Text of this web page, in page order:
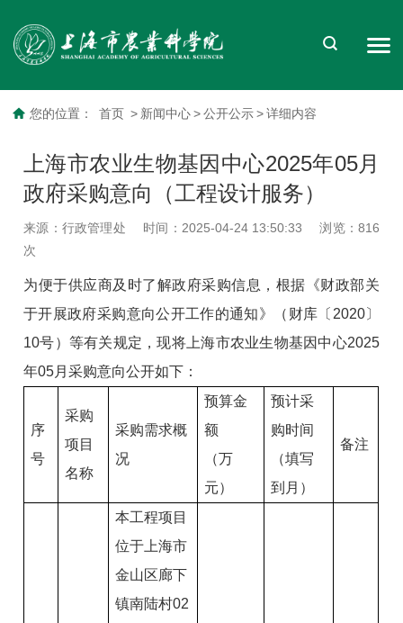
您的位置： 首页 > 新闻中心 > 公开公示 > 详细内容
上海市农业生物基因中心2025年05月
政府采购意向（工程设计服务）
来源：行政管理处 时间：2025-04-24 13:50:33 浏览： 816
次
为便于供应商及时了解政府采购信息，根据《财政部关
于开展政府采购意向公开工作的通知》（财库〔2020〕
10号）等有关规定，现将上海市农业生物基因中心2025
年05月采购意向公开如下：
序
号
采购
项目
名称
采购需求概
况
预算金
额
（万
元）
预计采
购时间
（填写
到月）
备注
本工程项目
位于上海市
金山区廊下
镇南陆村02